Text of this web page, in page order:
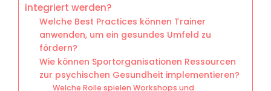
integriert werden?
Welche Best Practices können Trainer
anwenden, um ein gesundes Umfeld zu
fördern?
Wie können Sportorganisationen Ressourcen
zur psychischen Gesundheit implementieren?
Welche Rolle spielen Workshops und